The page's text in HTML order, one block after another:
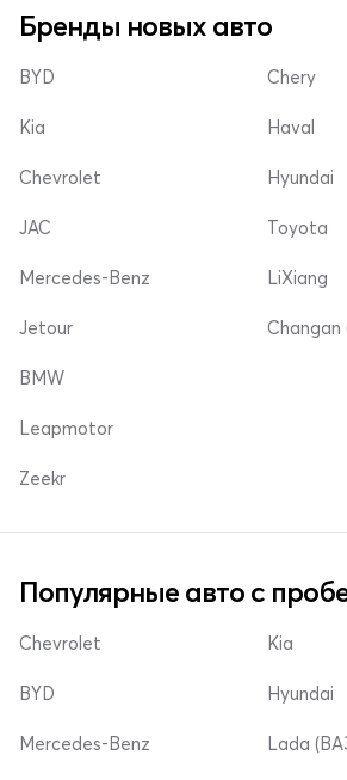
Бренды новых авто
BYD
Kia
Chevrolet
Chery
Haval
Hyundai
JAC
Mercedes-Benz
Jetour
Toyota
LiXiang
Changan
BMW
Leapmotor
Zeekr
Популярные авто с
Chevrolet
BYD
Mercedes-Benz
Kia
Hyundai
Lada